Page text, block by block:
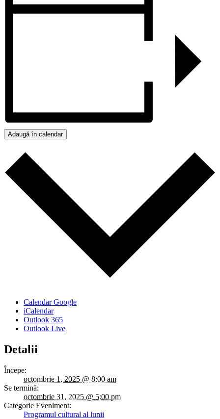
Adaugă în calendar
Calendar Google
iCalendar
Outlook 365
Outlook Live
Detalii
Începe:
octombrie 1, 2025 @ 8:00 am
Se termină:
octombrie 31, 2025 @ 5:00 pm
Categorie Eveniment:
Programul cultural al lunii